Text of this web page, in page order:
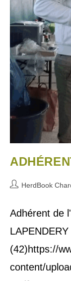
HerdBook
Adhérent de
LAPENDERY
(42)https://
content/